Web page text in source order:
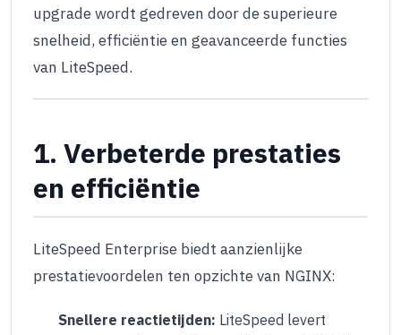
upgrade wordt gedreven door de superieure
snelheid, efficiëntie en geavanceerde functies
van LiteSpeed.
1. Verbeterde prestaties
en efficiëntie
LiteSpeed Enterprise biedt aanzienlijke
prestatievoordelen ten opzichte van NGINX:
Snellere reactietijden: LiteSpeed levert